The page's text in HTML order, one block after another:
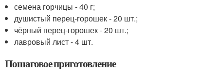
семена горчицы - 40 г;
душистый перец-горошек - 20 шт.;
чёрный перец-горошек - 20 шт.;
лавровый лист - 4 шт.
Пошаговое приготовление